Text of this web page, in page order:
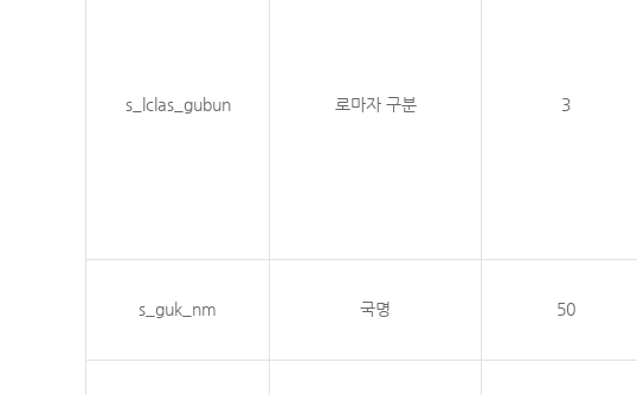
s_lclas_gubun 로마자 구분 3
s_guk_nm 국명 50